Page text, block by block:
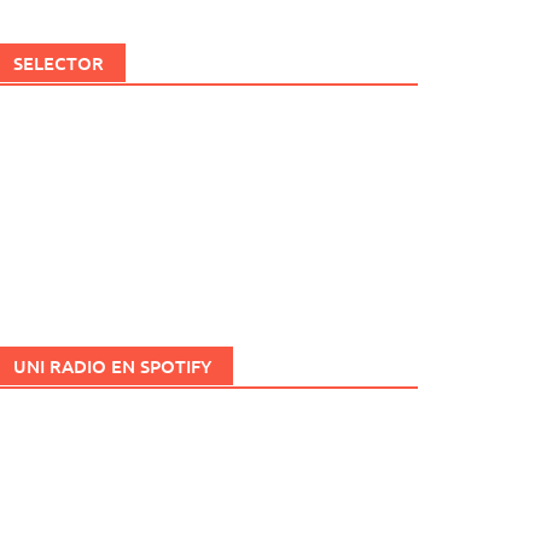
SELECTOR
UNI RADIO EN SPOTIFY